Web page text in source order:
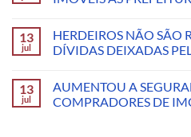
13
jul
HERDEIROS NÃO SÃO
DÍVIDAS DEIXADAS
13
jul
AUMENTOU A
COMPRADORES DE